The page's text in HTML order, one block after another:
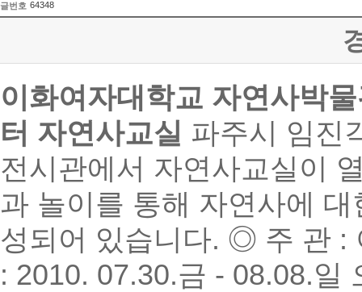
글번호 64348
이화여자대학교 자연사박
터 자연사교실 파주시 임진
전시관에서 자연사교실이
과 놀이를 통해 자연사에
성되어 있습니다. ◎ 주 관 :
: 2010. 07.30.금 - 08.08.